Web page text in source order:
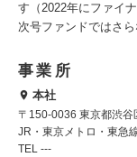
す（2022年にファイ
次号ファンドではさ
事業所
本社
〒150-0036 東京都渋
JR・東京メトロ・東急
TEL ---